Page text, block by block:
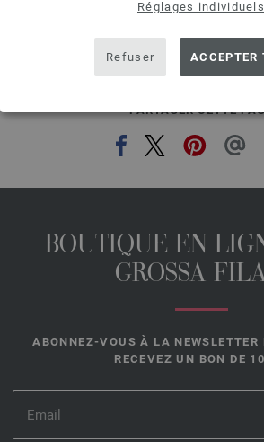
Réglages individuels
Refuser ACCEPTER
PARTAGER CETTE
BOUTIQUE EN
GROSSA
ABONNEZ-VOUS À LA
RECEVEZ UN BON DE